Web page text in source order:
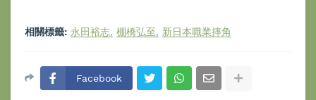
相關標籤: 永田裕志 棚橋弘至 新日本職業摔角
Facebook